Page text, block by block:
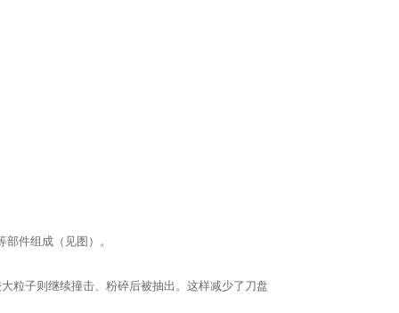
件组成（见图）。
粒子则继续撞击、粉碎后被抽出。这样减少了刀盘